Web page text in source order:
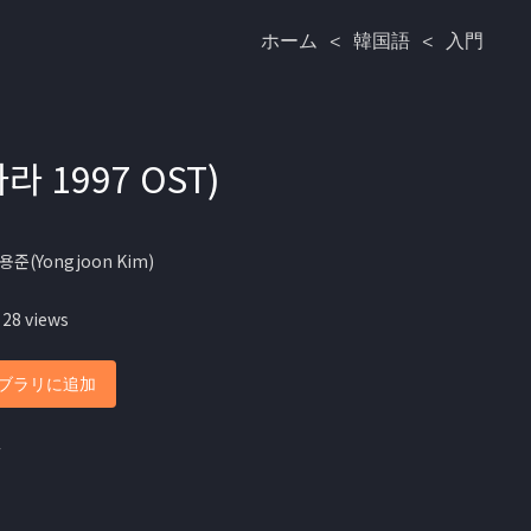
ホーム < 韓国語 < 入門
1997 OST)
준(Yongjoon Kim)
views
ラリに追加